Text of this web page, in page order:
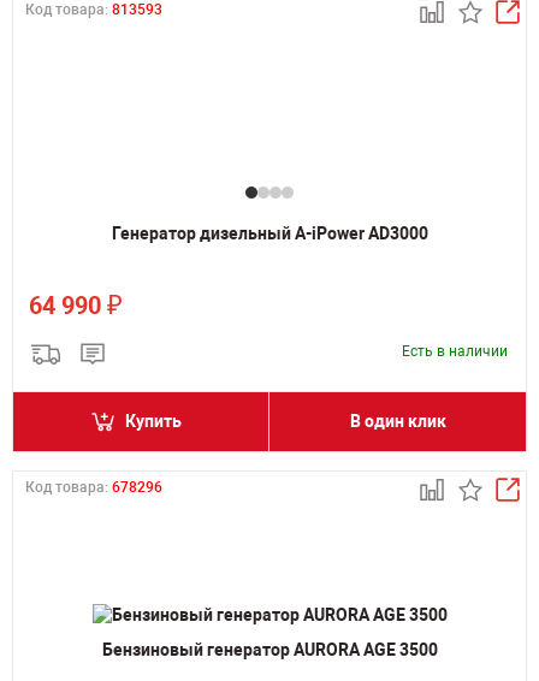
Код товара: 813593
Генератор дизельный A-iPower AD3000
64 990 ₽
Есть в наличии
Купить В один клик
Код товара: 678296
Бензиновый генератор AURORA AGE 3500